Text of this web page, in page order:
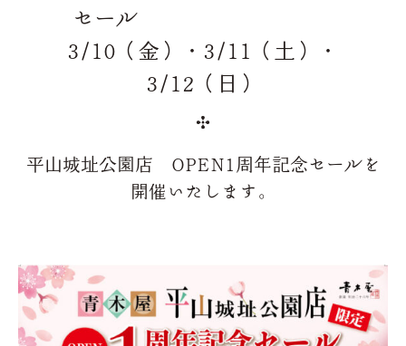
セール
3/10（金）・3/11（土）・
3/12（日）
平山城址公園店 OPEN1周年記念セールを
開催いたします。